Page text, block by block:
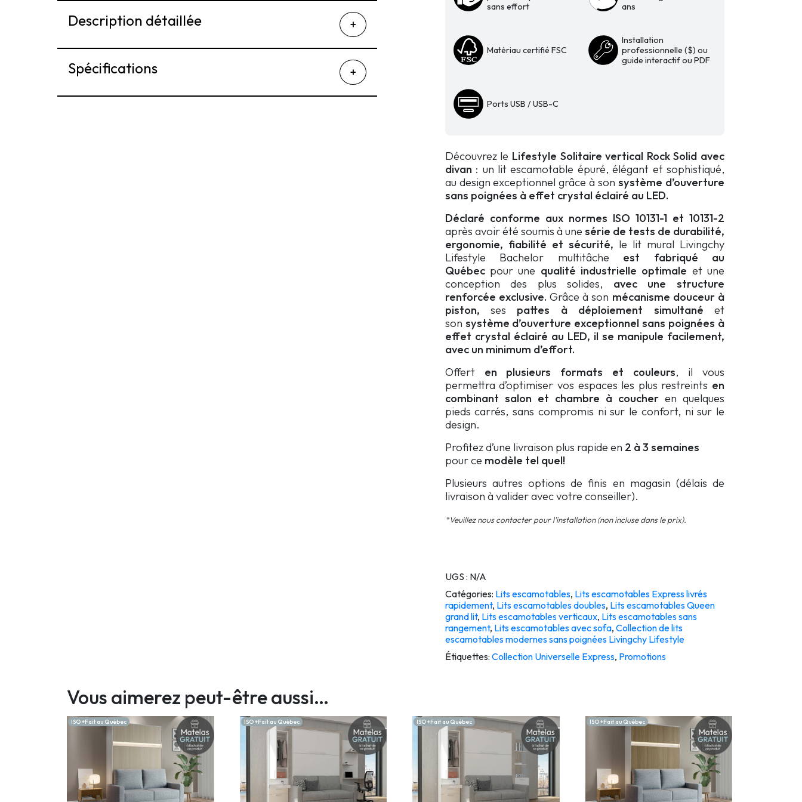
Solitaire
Rock
Solid
avec
sans effort
ans
Matériau certifié FSC
Installation
professionnelle ($) ou
guide interactif ou PDF
Ports USB / USB-C
Découvrez le Lifestyle Solitaire vertical Rock Solid avec
divan : un lit escamotable épuré, élégant et sophistiqué,
au design exceptionnel grâce à sonsystème d’ouverture
sans poignées à effet crystal éclairé au LED.
Déclaré conforme aux normes ISO 10131-1 et 10131-2
après avoir été soumis à une série de tests de durabilité,
ergonomie, fiabilité et sécurité, le lit mural Livingchy
Lifestyle Bachelor multitâche
est fabriqué au
Québecpour une qualité industrielle optimale et une
conception des plus solides, avec une
structure
renforcée exclusive. Grâce à son mécanisme douceur à
piston,ses pattes à déploiement simultané et
son système d’ouverture exceptionnel sans poignées à
effet crystal éclairé au LED, il se manipule facilement,
avec un minimum d’effort.
Offert en plusieurs formats et couleurs, il vous
permettra d’optimiser vos espaces les plus restreints en
combinant salon et chambre à coucheren quelques
pieds carrés, sans compromis ni sur le confort, ni sur le
design.
Profitez d’une livraison plus rapide en 2 à 3 semaines
pour ce modèle tel quel!
Plusieurs autres options de finis en magasin (délais de
livraison à valider avec votre conseiller).
*Veuillez nous contacter pour l’installation (non incluse dans le prix).
Description détaillée
Spécifications
UGS : N/A
Catégories: Lits escamotables, Lits escamotables Express livrés
rapidement, Lits escamotables doubles, Lits escamotables Queen
grand lit, Lits escamotables verticaux, Lits escamotables sans
rangement, Lits escamotables avec sofa, Collection de lits
escamotables modernes sans poignées Livingchy Lifestyle
Étiquettes: Collection Universelle Express, Promotions
Vous aimerez peut-être aussi…
ISO +Fait au Québec ISO +Fait au Québec ISO +Fait au Québec ISO +Fait au Québec